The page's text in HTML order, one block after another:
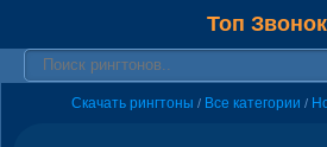
Топ Звонок
Скачать рингтоны / Все категории /